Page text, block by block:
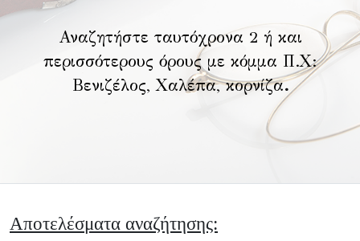
Αναζητήστε ταυτόχρονα 2 ή και
περισσότερους όρους με κόμμα Π.Χ:
Βενιζέλος, Χαλέπα, κορνίζα.
Αποτελέσματα αναζήτησης: